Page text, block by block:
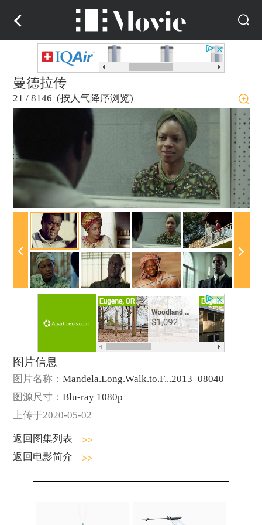
曼德拉传
21 / 8146 (按人气降序浏览)
图片信息
图片名称： Mandela.Long.Walk.to.F...2013_08040
图源尺寸： Blu-ray 1080p
上传于2020-05-02
返回图集列表
返回电影简介